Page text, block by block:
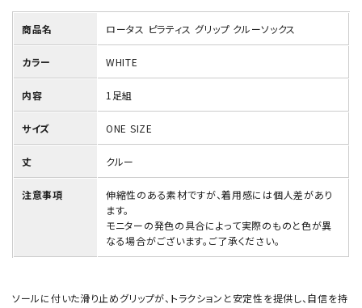
商品名 ロータス ピラティス グリップ クルーソックス
カラー WHITE
内容 1足組
サイズ ONE SIZE
丈 クルー
注意事項
伸縮性のある素材ですが、着用感には個人差があり
ます。
モニターの発色の具合によって実際のものと色が異
なる場合がございます。ご了承ください。
ソールに付いた滑り止めグリップが、トラクションと安定性を提供し、自信を持